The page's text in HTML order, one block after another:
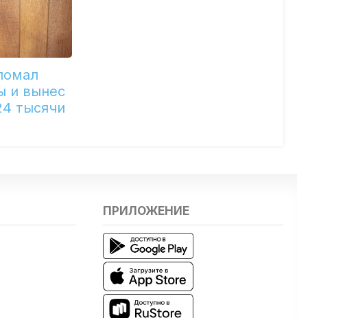
и вынес
тысячи
ПРИЛОЖЕНИЕ